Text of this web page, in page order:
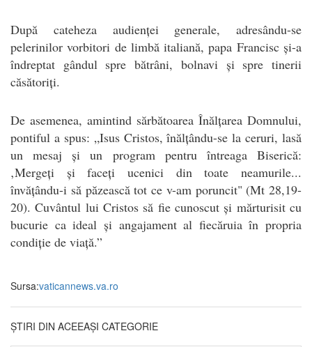
După cateheza audienței generale, adresându-se
pelerinilor vorbitori de limbă italiană, papa Francisc și-a
îndreptat gândul spre bătrâni, bolnavi și spre tinerii
căsătoriți.
De asemenea, amintind sărbătoarea Înălțarea Domnului,
pontiful a spus: „Isus Cristos, înălțându-se la ceruri, lasă
un mesaj și un program pentru întreaga Biserică:
‚Mergeți și faceți ucenici din toate neamurile...
învățându-i să păzească tot ce v-am poruncit" (Mt 28,19-
20). Cuvântul lui Cristos să fie cunoscut și mărturisit cu
bucurie ca ideal și angajament al fiecăruia în propria
condiție de viață.”
Sursa:vaticannews.va.ro
ȘTIRI DIN ACEEAȘI CATEGORIE